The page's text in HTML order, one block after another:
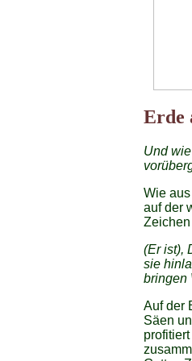
Erde
Und
Wie
auf der
(Er ist),
sie
bringen
Auf der
Säen